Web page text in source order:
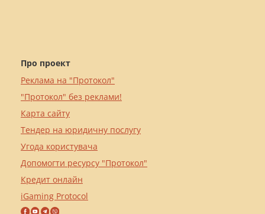
Про проект
Реклама на "Протокол"
"Протокол" без реклами!
Карта сайту
Тендер на юридичну послугу
Угода користувача
Допомогти ресурсу "Протокол"
Кредит онлайн
iGaming Protocol